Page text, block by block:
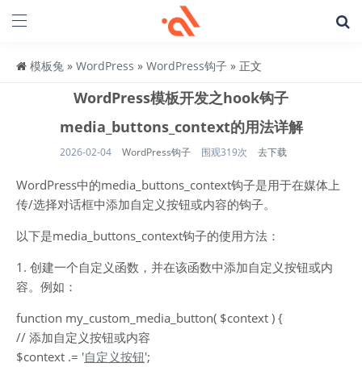
模板兔 » WordPress » WordPress钩子 » 正文
WordPress模板开发之hook钩子
media_buttons_context的用法详解
2026-02-04 WordPress钩子 围观319次 去下载
WordPress中的media_buttons_context钩子是用于在媒体上
传/选择对话框中添加自定义按钮或内容的钩子。
以下是media_buttons_context钩子的使用方法：
1. 创建一个自定义函数，并在该函数中添加自定义按钮或内
容。例如：
function my_custom_media_button( $context ) {
// 添加自定义按钮或内容
$context .= '自定义按钮';